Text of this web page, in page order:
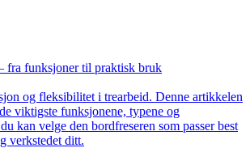
fra funksjoner til praktisk bruk
og fleksibilitet i trearbeid. Denne artikkelen
viktigste funksjonene, typene og
kan velge den bordfreseren som passer best
verkstedet ditt.